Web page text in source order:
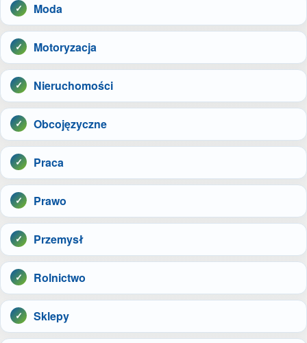
Moda
Motoryzacja
Nieruchomości
Obcojęzyczne
Praca
Prawo
Przemysł
Rolnictwo
Sklepy